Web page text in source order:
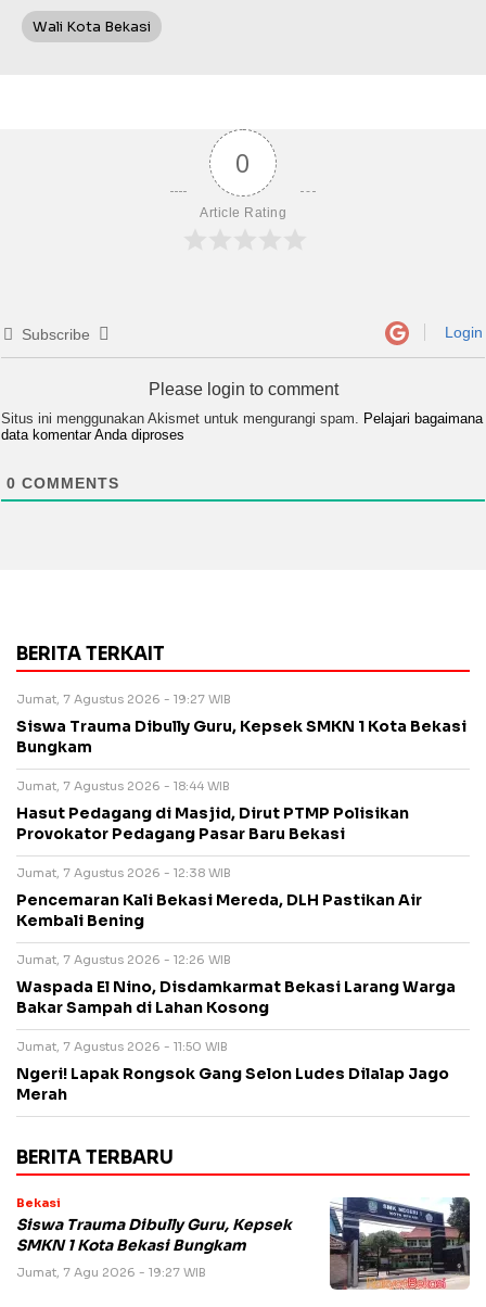
Wali Kota Bekasi
0
Article Rating
Subscribe Login
Please login to comment
Situs ini menggunakan Akismet untuk mengurangi spam.
Pelajari bagaimana
data komentar Anda diproses
0 COMMENTS
BERITA TERKAIT
Jumat, 7 Agustus 2026 - 19:27 WIB
Siswa Trauma Dibully Guru, Kepsek SMKN 1 Kota Bekasi
Bungkam
Jumat, 7 Agustus 2026 - 18:44 WIB
Hasut Pedagang di Masjid, Dirut PTMP Polisikan
Provokator Pedagang Pasar Baru Bekasi
Jumat, 7 Agustus 2026 - 12:38 WIB
Pencemaran Kali Bekasi Mereda, DLH Pastikan Air
Kembali Bening
Jumat, 7 Agustus 2026 - 12:26 WIB
Waspada El Nino, Disdamkarmat Bekasi Larang Warga
Bakar Sampah di Lahan Kosong
Jumat, 7 Agustus 2026 - 11:50 WIB
Ngeri! Lapak Rongsok Gang Selon Ludes Dilalap Jago
Merah
BERITA TERBARU
Bekasi
Siswa Trauma Dibully Guru, Kepsek
SMKN 1 Kota Bekasi Bungkam
Jumat, 7 Agu 2026 - 19:27 WIB